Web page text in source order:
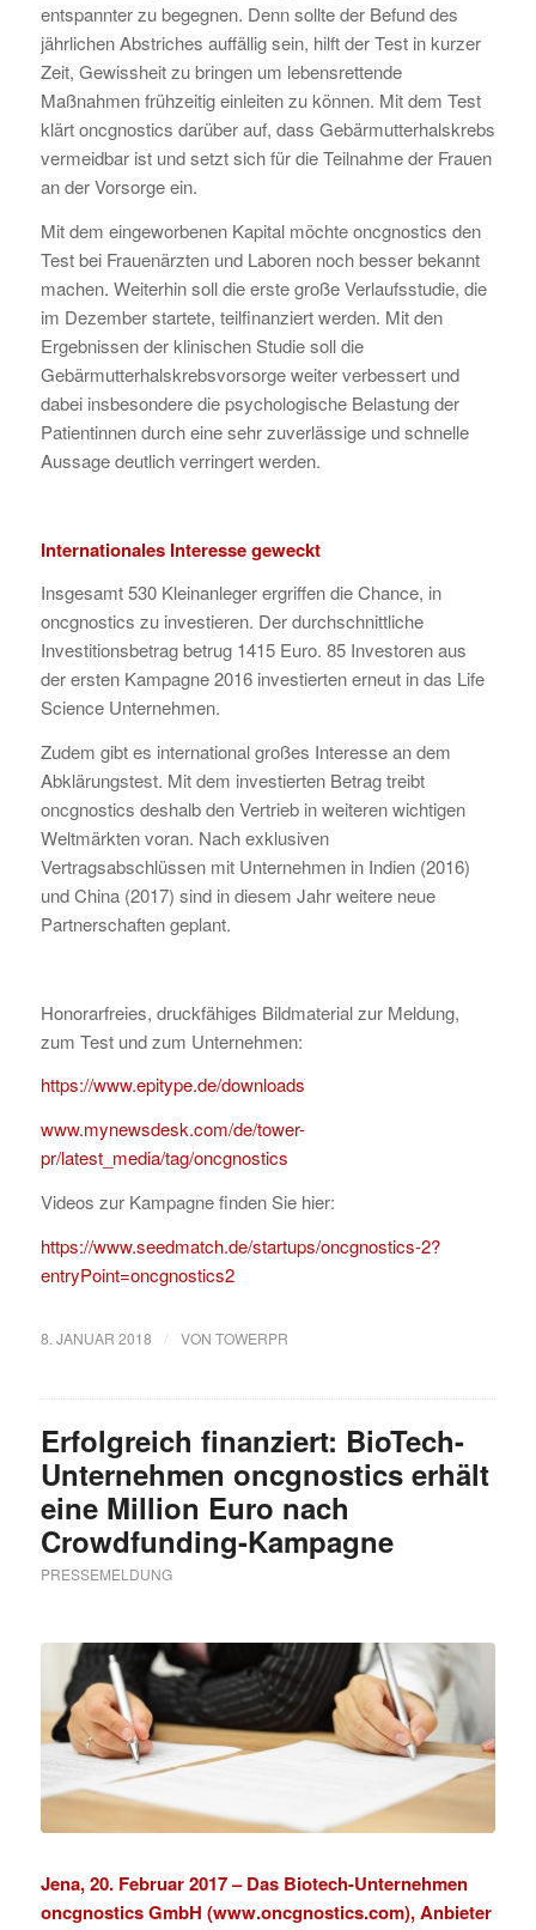
entspannter zu begegnen. Denn sollte der Befund des
jährlichen Abstriches auffällig sein, hilft der Test in kurzer
Zeit, Gewissheit zu bringen um lebensrettende
Maßnahmen frühzeitig einleiten zu können. Mit dem Test
klärt oncgnostics darüber auf, dass Gebärmutterhalskrebs
vermeidbar ist und setzt sich für die Teilnahme der Frauen
an der Vorsorge ein.
Mit dem eingeworbenen Kapital möchte oncgnostics den
Test bei Frauenärzten und Laboren noch besser bekannt
machen. Weiterhin soll die erste große Verlaufsstudie, die
im Dezember startete, teilfinanziert werden. Mit den
Ergebnissen der klinischen Studie soll die
Gebärmutterhalskrebsvorsorge weiter verbessert und
dabei insbesondere die psychologische Belastung der
Patientinnen durch eine sehr zuverlässige und schnelle
Aussage deutlich verringert werden.
Internationales Interesse geweckt
Insgesamt 530 Kleinanleger ergriffen die Chance, in
oncgnostics zu investieren. Der durchschnittliche
Investitionsbetrag betrug 1415 Euro. 85 Investoren aus
der ersten Kampagne 2016 investierten erneut in das Life
Science Unternehmen.
Zudem gibt es international großes Interesse an dem
Abklärungstest. Mit dem investierten Betrag treibt
oncgnostics deshalb den Vertrieb in weiteren wichtigen
Weltmärkten voran. Nach exklusiven
Vertragsabschlüssen mit Unternehmen in Indien (2016)
und China (2017) sind in diesem Jahr weitere neue
Partnerschaften geplant.
Honorarfreies, druckfähiges Bildmaterial zur Meldung,
zum Test und zum Unternehmen:
https://www.epitype.de/downloads
www.mynewsdesk.com/de/tower-
pr/latest_media/tag/oncgnostics
Videos zur Kampagne finden Sie hier:
https://www.seedmatch.de/startups/oncgnostics-2?
entryPoint=oncgnostics2
8. JANUAR 2018 / VON TOWERPR
Erfolgreich finanziert: BioTech-
Unternehmen oncgnostics erhält
eine Million Euro nach
Crowdfunding-Kampagne
PRESSEMELDUNG
Jena, 20. Februar 2017 –Das Biotech-Unternehmen
oncgnostics GmbH (www.oncgnostics.com), Anbieter